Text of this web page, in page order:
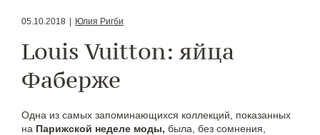
05.10.2018 Юлия Ригби
Louis Vuitton: яйца
Фаберже
Одна из самых запоминающихся коллекций, показанных
на Парижской неделе моды, была, без сомнения,